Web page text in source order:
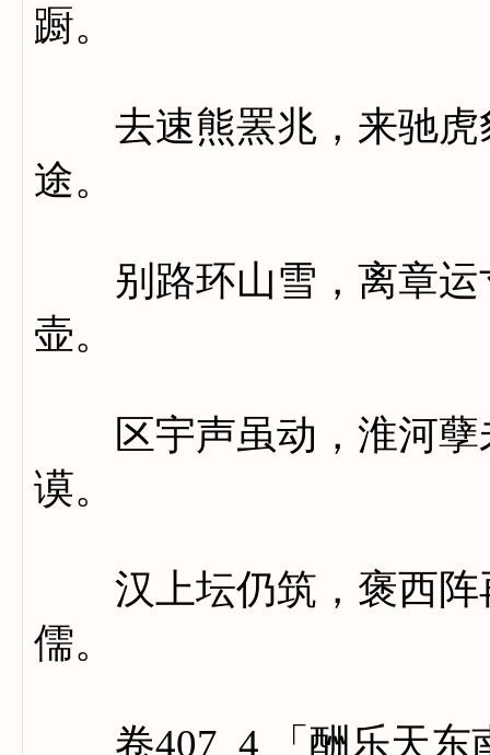
蹰。
去速熊罴兆，来驰虎
途。
别路环山雪，离章运
壶。
区宇声虽动，淮河孽
谟。
汉上坛仍筑，褒西阵
儒。
卷407_4 「酬乐天东